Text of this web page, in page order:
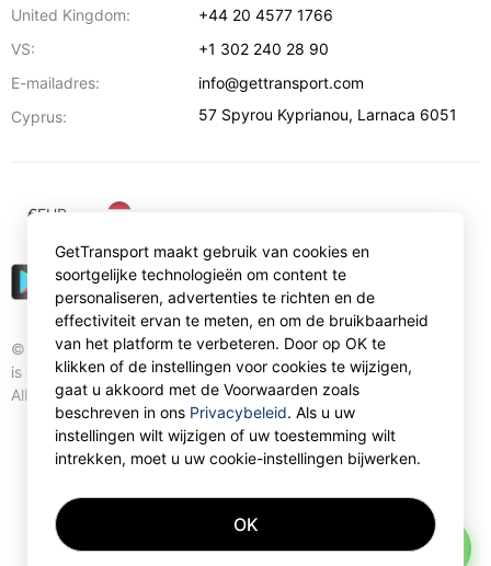
United Kingdom:
+44 20 4577 1766
VS:
+1 302 240 28 90
E-mailadres:
info@gettransport.com
Cyprus:
57 Spyrou Kyprianou, Larnaca 6051
© Gettransport International Limited. GetTransport®
is trademark of Gettransport International Limited.
All rights reserved.
€EUR
GetTransport maakt gebruik van cookies en
soortgelijke technologieën om content te
personaliseren, advertenties te richten en de
effectiviteit ervan te meten, en om de bruikbaarheid
van het platform te verbeteren. Door op OK te
klikken of de instellingen voor cookies te wijzigen,
gaat u akkoord met de Voorwaarden zoals
beschreven in ons Privacybeleid. Als u uw
instellingen wilt wijzigen of uw toestemming wilt
intrekken, moet u uw cookie-instellingen bijwerken.
OK
AI